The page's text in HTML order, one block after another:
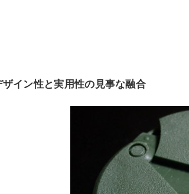
ザイン性と実用性の見事な融合